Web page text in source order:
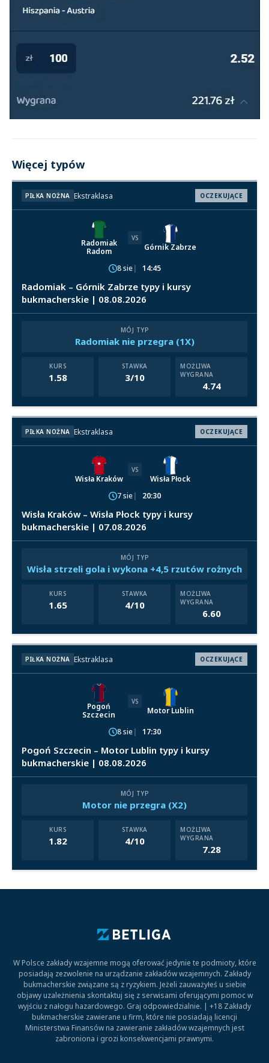
Więcej typów
PIŁKA NOŻNA Ekstraklasa OCZEKUJĄCE
Radomiak
Radom
VS
Górnik Zabrze
8 sie 14:45
Radomiak – Górnik Zabrze typy i kursy
bukmacherskie | 08.08.2026
MÓJ TYP
Radomiak nie przegra (1X)
KURS
1.58
STAWKA
3/10
MOŻLIWA
WYGRANA
4.74
PIŁKA NOŻNA Ekstraklasa OCZEKUJĄCE
Wisła Kraków
VS
Wisła Płock
7 sie
20:30
Wisła Kraków – Wisła Płock typy i kursy
bukmacherskie | 07.08.2026
MÓJ TYP
Wisła strzeli gola i wykona +4,5 rzutów rożnych
KURS
1.65
STAWKA
4/10
MOŻLIWA
WYGRANA
6.60
PIŁKA NOŻNA Ekstraklasa OCZEKUJĄCE
Pogoń
Szczecin
VS
Motor Lublin
8 sie 17:30
Pogoń Szczecin – Motor Lublin typy i kursy
bukmacherskie | 08.08.2026
MÓJ TYP
Motor nie przegra (X2)
KURS
1.82
STAWKA
4/10
MOŻLIWA
WYGRANA
7.28
W Polsce zakłady wzajemne mogą oferować jedynie te podmioty, które
posiadają zezwolenie na urządzanie zakładów wzajemnych. Zakłady
bukmacherskie związane są z ryzykiem. Jeżeli zauważyłeś u siebie
objawy uzależnienia skontaktuj się z serwisami oferującymi pomoc w
wyjściu z nałogu hazardowego. Graj odpowiedzialnie. | +18 Zakłady
bukmacherskie zawierane u firm, które nie posiadają licencji
Ministerstwa Finansów na zawieranie zakładów wzajemnych jest
zabroniona i grozi konsekwencjami prawnymi.